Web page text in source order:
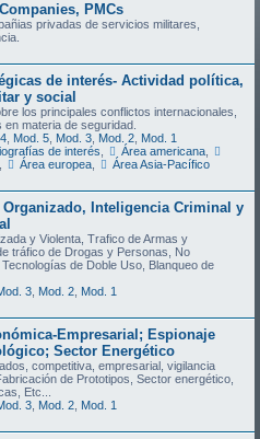
PMCs
privadas de servicios militares,
de interés- Actividad política,
y social
los principales conflictos internacionales,
materia de seguridad.
Mod. 5 Mod. 3 Mod. 2 Mod. 1
de interés Área americana,
Área europea,
Área Asia-Pacífico
Organizado, Inteligencia Criminal y
y Violenta, Trafico de Armas y
tráfico de Drogas y Personas, No
de Doble Uso, Blanqueo de
3 Mod. 2 Mod. 1
Empresarial; Espionaje
Sector Energético
competitiva, empresarial, vigilancia
de Prototipos, Sector energético,
Etc...
3 Mod. 2 Mod. 1